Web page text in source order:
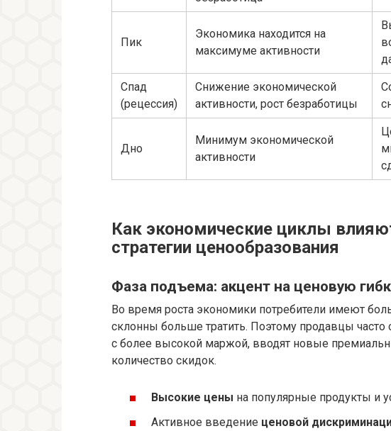
Пик
Экономика находится на
максимуме активности
Спад
(рецессия)
Снижение экономической
активности, рост безработицы
Дно
Минимум экономической
активности
Как экономические циклы
стратегии ценообразования
Фаза подъема: акцент на ценовую
Во время роста экономики потребители имеют
склонны больше тратить. Поэтому продавцы
с более высокой маржой, вводят новые
количество скидок.
Высокие цены на популярные продукты и
Активное введение ценовой